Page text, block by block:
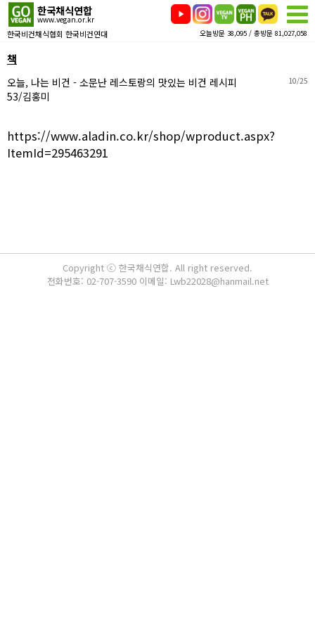
한국채식연합
www.vegan.or.kr
한국비건채식협회 한국비건연대 오늘방문 38,095 / 총방문 81,027,058
책
오늘, 나는 비건 - 소문난 레스토랑의 맛있는 비건 레시피
53/김홍미
10/25
https://www.aladin.co.kr/shop/wproduct.aspx?
ItemId=295463291
Copyright ⓒ 한국채식연합. All right reserved.
전화번호: 02-707-3590 이메일: Lwb22028@hanmail.net